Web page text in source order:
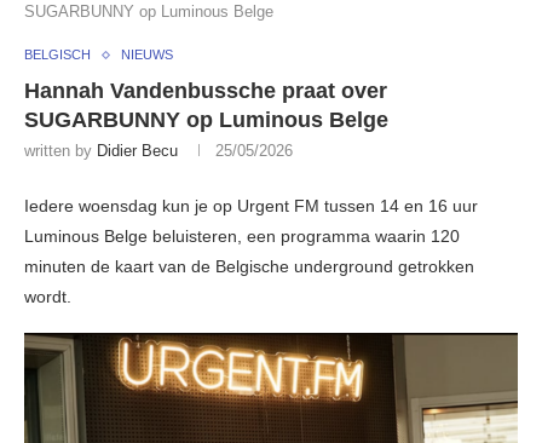
SUGARBUNNY op Luminous Belge
BELGISCH NIEUWS
Hannah Vandenbussche praat over
SUGARBUNNY op Luminous Belge
written by Didier Becu 25/05/2026
Iedere woensdag kun je op Urgent FM tussen 14 en 16 uur
Luminous Belge beluisteren, een programma waarin 120
minuten de kaart van de Belgische underground getrokken
wordt.